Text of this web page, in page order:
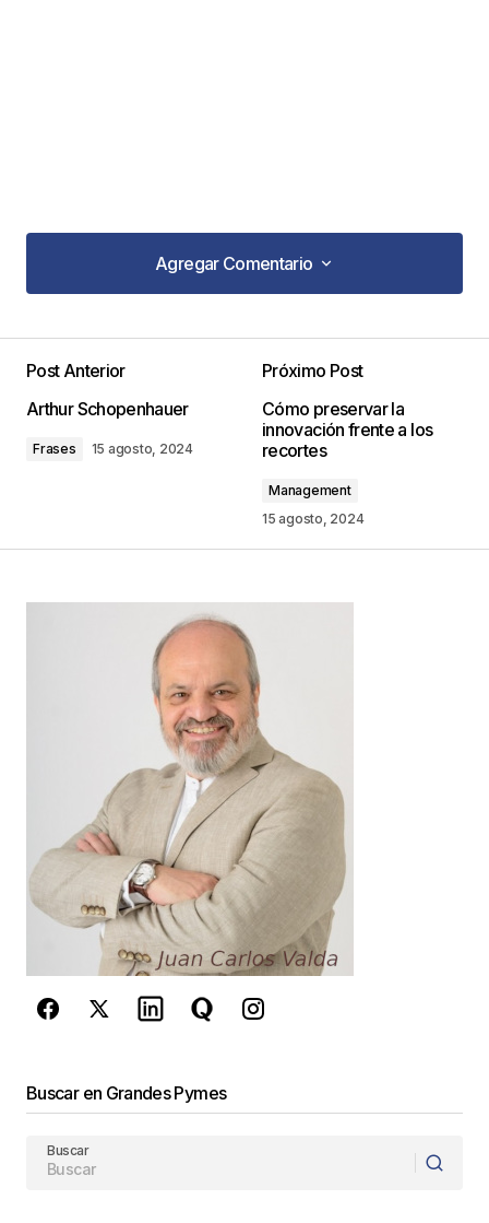
Agregar Comentario
Agregar Comentario
publicada. Los campos obligatorios están
*
Guarda mi nombre, correo electrónico y web en
este navegador para la próxima vez que
comente.
Este sitio esta protegido por
reCAPTCHA y laPolítica de
privacidady losTérminos del servicio
de Google se aplican.
Post Anterior
Arthur Schopenhauer
Frases 15 agosto, 2024
Próximo Post
Cómo preservar la
innovación frente a los
recortes
Management
15 agosto, 2024
Buscar en Grandes Pymes
Buscar